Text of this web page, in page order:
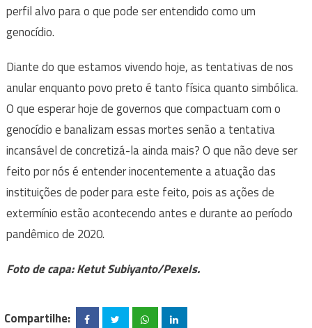
perfil alvo para o que pode ser entendido como um
genocídio.
Diante do que estamos vivendo hoje, as tentativas de nos
anular enquanto povo preto é tanto física quanto simbólica.
O que esperar hoje de governos que compactuam com o
genocídio e banalizam essas mortes senão a tentativa
incansável de concretizá-la ainda mais? O que não deve ser
feito por nós é entender inocentemente a atuação das
instituições de poder para este feito, pois as ações de
extermínio estão acontecendo antes e durante ao período
pandêmico de 2020.
Foto de capa: Ketut Subiyanto/Pexels.
Compartilhe: